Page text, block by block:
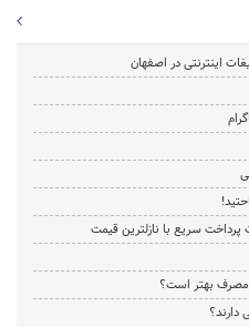
اینترنتی در اصفهان
سریع با نازلترین قیمت
مصرف بهتر است؟